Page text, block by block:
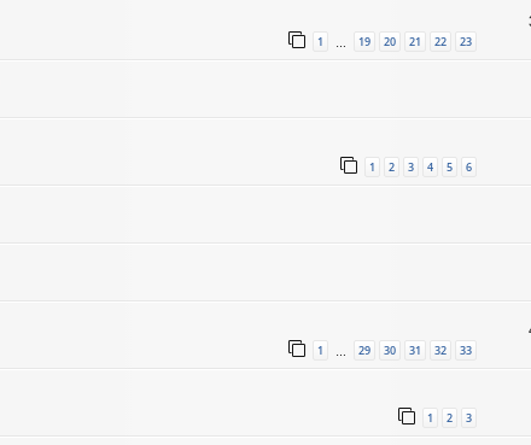
1 19 20 21 22 23
1 2 3 4 5 6
1 … 29 30 31 32 33
1 2 3